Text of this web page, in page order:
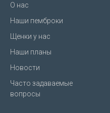
О нас
Наши пемброки
Щенки у нас
Наши планы
Новости
Часто задаваемые
вопросы